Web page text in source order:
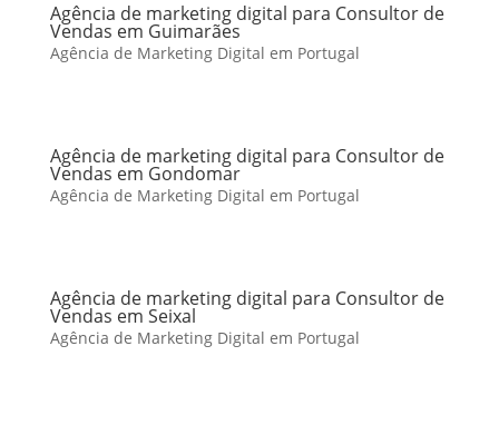
Agência de marketing digital para Consultor de
Vendas em Guimarães
Agência de Marketing Digital em Portugal
Agência de marketing digital para Consultor de
Vendas em Gondomar
Agência de Marketing Digital em Portugal
Agência de marketing digital para Consultor de
Vendas em Seixal
Agência de Marketing Digital em Portugal